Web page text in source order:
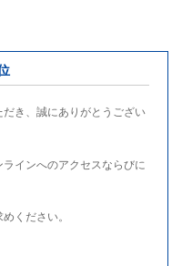
き、誠にありがとうござい
インへのアクセスならびに
ください。